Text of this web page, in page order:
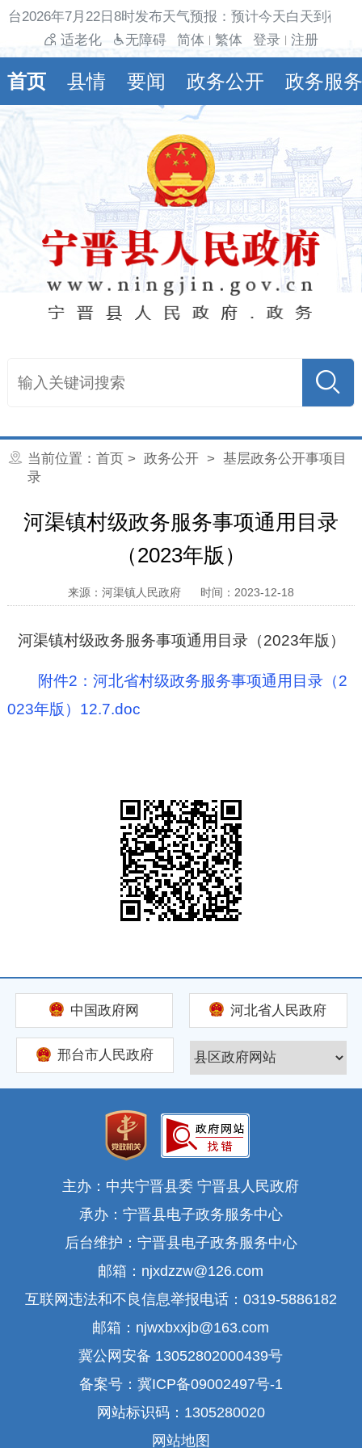
台2026年7月22日8时发布天气预报：预计今天白天到夜
适老化
无障碍 简体 繁体 登录 注册
首页 县情 要闻 政务公开 政务服务
当前位置： 首页 > 政务公开> 基层政务公开事项目
录
河渠镇村级政务服务事项通用目录
（2023年版）
来源：河渠镇人民政府 时间：2023-12-18
河渠镇村级政务服务事项通用目录（2023年版）
附件2：河北省村级政务服务事项通用目录（2
023年版）12.7.doc
中国政府网 河北省人民政府
邢台市人民政府
主办：中共宁晋县委 宁晋县人民政府
承办：宁晋县电子政务服务中心
后台维护：宁晋县电子政务服务中心
邮箱：njxdzzw@126.com
互联网违法和不良信息举报电话：0319-5886182
邮箱：njwxbxxjb@163.com
冀公网安备 13052802000439号
备案号：冀ICP备09002497号-1
网站标识码：1305280020
网站地图